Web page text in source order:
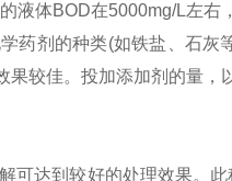
液体BOD在5000mg/L左右
药剂的种类(如铁盐、石灰
较佳。投加添加剂的量，
可达到较好的处理效果。